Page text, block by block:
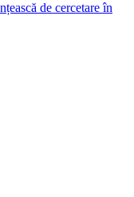
de cercetare în